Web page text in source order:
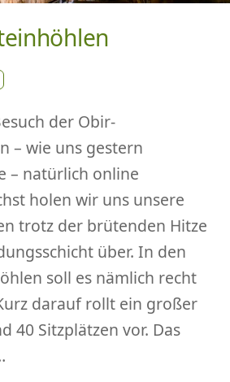
der Obir-
– wie uns gestern
– natürlich online
holen wir uns unsere
trotz der brütenden Hitze
über. In den
soll es nämlich recht
darauf rollt ein großer
40 Sitzplätzen vor. Das